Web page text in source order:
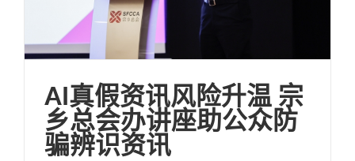
AI真假资讯风险升温 宗
乡总会办讲座助公众防
骗辨识资讯